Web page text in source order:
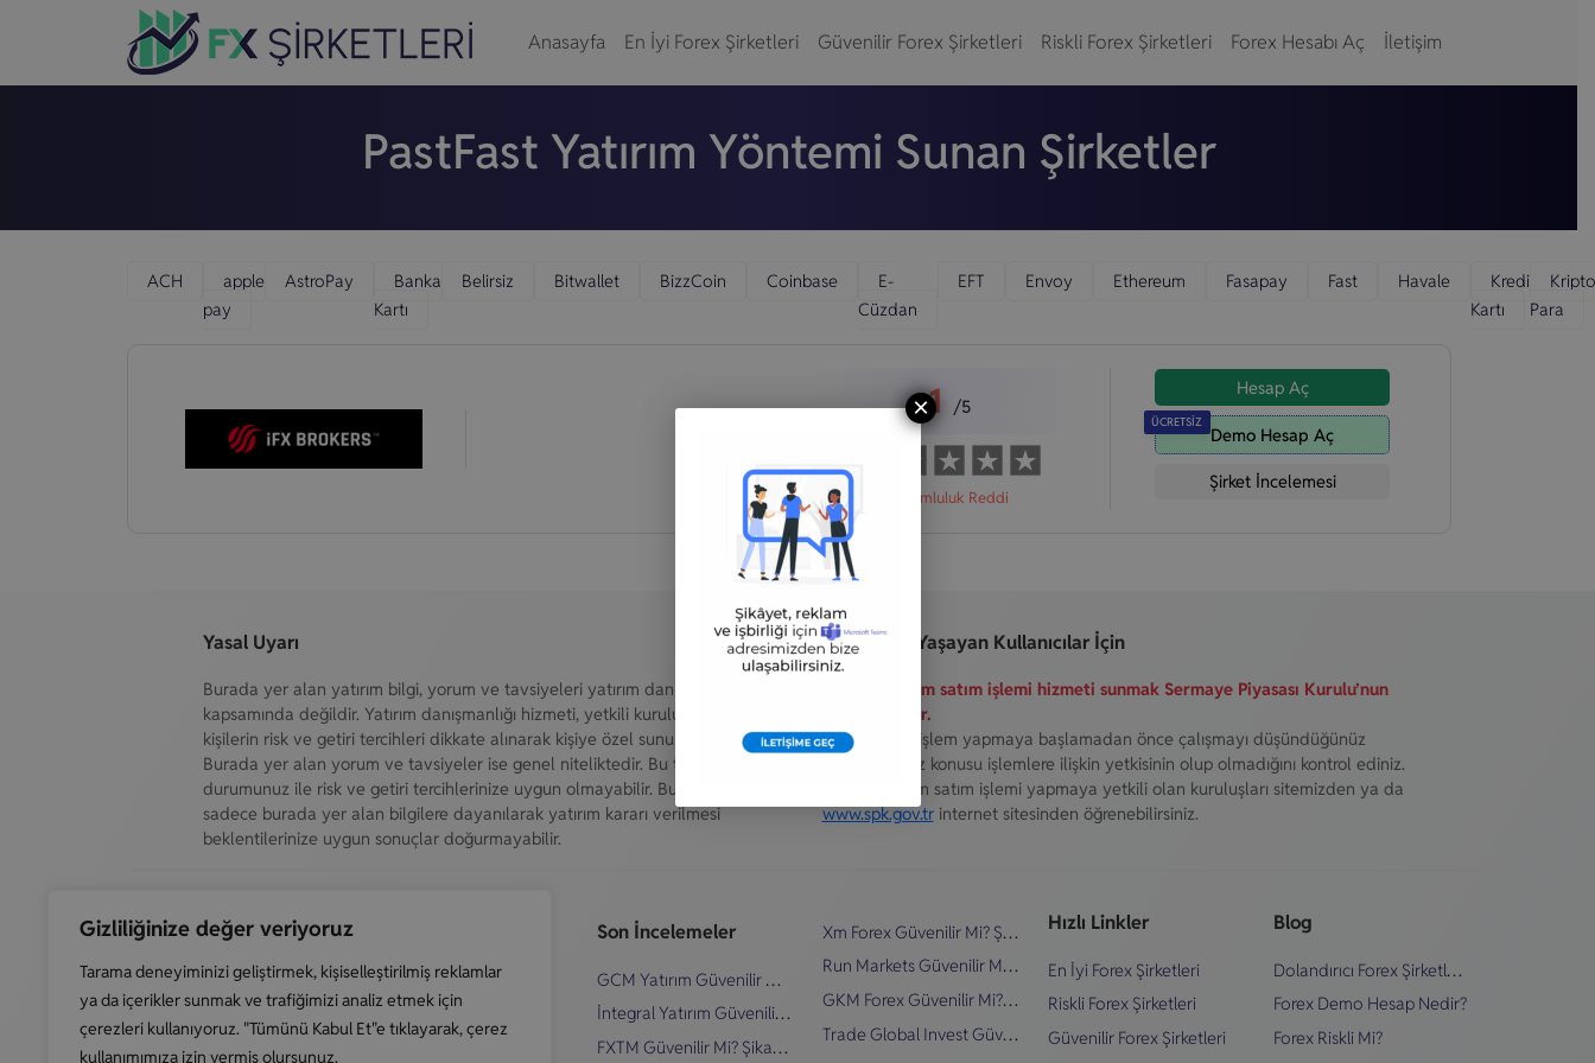
Gizliliğinize değer veriyoruz
Tarama deneyiminizi geliştirmek, kişiselleştirilmiş reklamlar
ya da içerikler sunmak ve trafiğimizi analiz etmek için
çerezleri kullanıyoruz. "Tümünü Kabul Et"e tıklayarak, çerez
kullanımımıza izin vermiş olursunuz.
Anasayfa En İyi Forex Şirketleri Güvenilir Forex Şirketleri Riskli Forex Şirketleri Forex Hesabı Aç İletişim
PastFast Yatırım Yöntemi Sunan Şirketler
ACH
apple
pay
AstroPay
Banka
Kartı
Belirsiz Bitwallet BizzCoin Coinbase
E-
Cüzdan
EFT Envoy Ethereum Fasapay Fast Havale
Kredi
Kartı
Kripto
Para
1 /5
Sorumluluk Reddi
Hesap Aç
ÜCRETSİZ
Demo Hesap Aç
Şirket İncelemesi
Yasal Uyarı
Burada yer alan yatırım bilgi, yorum ve tavsiyeleri yatırım danışmanlığı
kapsamında değildir. Yatırım danışmanlığı hizmeti, yetkili kuruluşlar tarafından
kişilerin risk ve getiri tercihleri dikkate alınarak kişiye özel sunulmaktadır.
Burada yer alan yorum ve tavsiyeler ise genel niteliktedir. Bu tavsiyeler mali
durumunuz ile risk ve getiri tercihlerinize uygun olmayabilir. Bu nedenle,
sadece burada yer alan bilgilere dayanılarak yatırım kararı verilmesi
beklentilerinize uygun sonuçlar doğurmayabilir.
Türkiye'de Yaşayan Kullanıcılar İçin
Kaldıraçlı alım satım işlemi hizmeti sunmak Sermaye Piyasası Kurulu’nun
iznine tabidir.
Bu nedenle, işlem yapmaya başlamadan önce çalışmayı düşündüğünüz
kuruluşun söz konusu işlemlere ilişkin yetkisinin olup olmadığını kontrol ediniz.
Kaldıraçlı alım satım işlemi yapmaya yetkili olan kuruluşları sitemizden ya da
www.spk.gov.trinternet sitesinden öğrenebilirsiniz.
Forex Şirketleri, 2018 yılından bu yana sizlere
en güncel forex şirketleri incelemelerini
sunmaktadır.
Son İncelemeler
GCM Yatırım Güvenilir Mi? Şikayetler & İnceleme
İntegral Yatırım Güvenilir Mi? Şikayetler & İnceleme
FXTM Güvenilir Mi? Şikayetler & İnceleme
Xm Forex Güvenilir Mi? Şikayetler & İnceleme
Run Markets Güvenilir Mi? Şikayetler & İnceleme
GKM Forex Güvenilir Mi? Şikayetler & İnceleme
Trade Global Invest Güvenilir Mi? Şikayetler & İnceleme
Hızlı Linkler
En İyi Forex Şirketleri
Riskli Forex Şirketleri
Güvenilir Forex Şirketleri
Blog
Dolandırıcı Forex Şirketleri Nasıl Anlaşılır?
Forex Demo Hesap Nedir?
Forex Riskli Mi?
×